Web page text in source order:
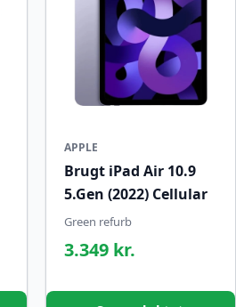
APPLE
Brugt iPad Air 10.9
5.Gen (2022) Cellular
Green refurb
3.349 kr.